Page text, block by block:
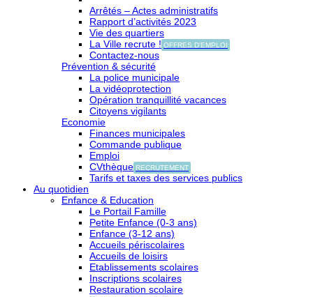
Arrêtés – Actes administratifs
Rapport d’activités 2023
Vie des quartiers
La Ville recrute ! OFFRES D'EMPLOI
Contactez-nous
Prévention & sécurité
La police municipale
La vidéoprotection
Opération tranquillité vacances
Citoyens vigilants
Economie
Finances municipales
Commande publique
Emploi
CVthèque RECRUTEMENT
Tarifs et taxes des services publics
Au quotidien
Enfance & Education
Le Portail Famille
Petite Enfance (0-3 ans)
Enfance (3-12 ans)
Accueils périscolaires
Accueils de loisirs
Etablissements scolaires
Inscriptions scolaires
Restauration scolaire